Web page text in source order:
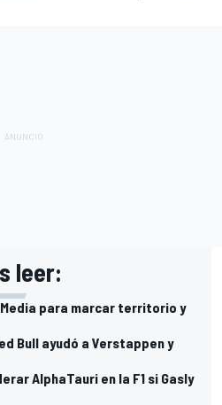
leer:
para marcar territorio y
Bull ayudó a Verstappen y
AlphaTauri en la F1 si Gasly